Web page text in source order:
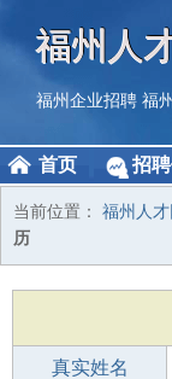
福州人
福州企业招聘 福
首页 招
当前位置： 福州人才
历
真实姓名